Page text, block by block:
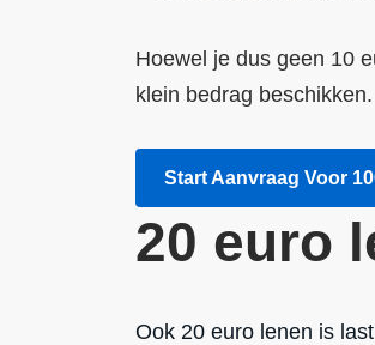
Hoewel je dus geen 10
klein bedrag beschikken.
Start Aanvraag Voor
20 euro
Ook 20 euro lenen is